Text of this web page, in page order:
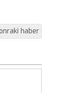
haber